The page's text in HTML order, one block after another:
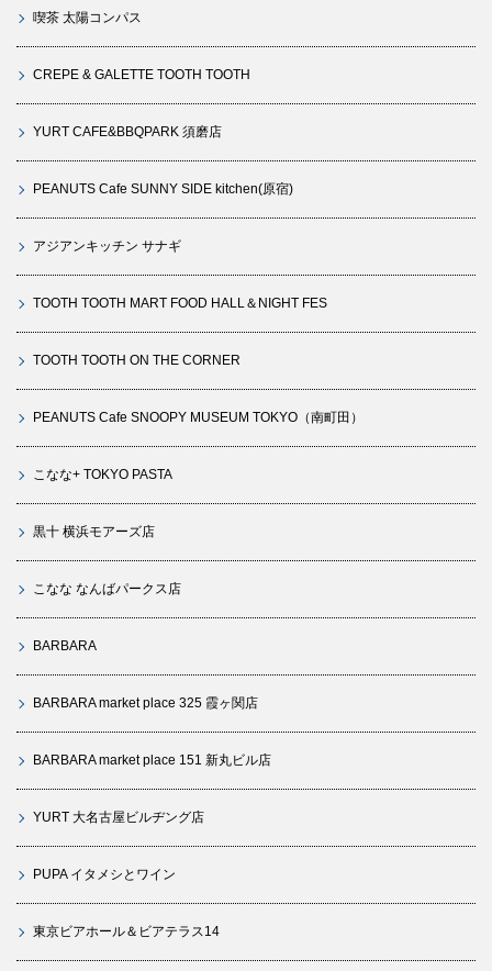
喫茶 太陽コンパス
CREPE & GALETTE TOOTH TOOTH
YURT CAFE&BBQPARK 須磨店
PEANUTS Cafe SUNNY SIDE kitchen(原宿)
アジアンキッチン サナギ
TOOTH TOOTH MART FOOD HALL＆NIGHT FES
TOOTH TOOTH ON THE CORNER
PEANUTS Cafe SNOOPY MUSEUM TOKYO（南町田）
こなな+ TOKYO PASTA
黒十 横浜モアーズ店
こなな なんばパークス店
BARBARA
BARBARA market place 325 霞ヶ関店
BARBARA market place 151 新丸ビル店
YURT 大名古屋ビルヂング店
PUPA イタメシとワイン
東京ビアホール＆ビアテラス14